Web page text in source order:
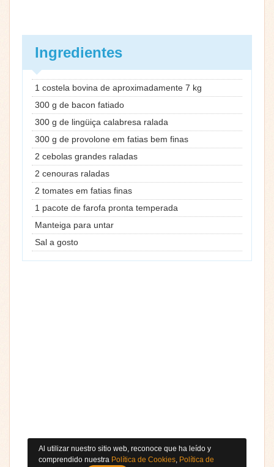
Ingredientes
1 costela bovina de aproximadamente 7 kg
300 g de bacon fatiado
300 g de lingüiça calabresa ralada
300 g de provolone em fatias bem finas
2 cebolas grandes raladas
2 cenouras raladas
2 tomates em fatias finas
1 pacote de farofa pronta temperada
Manteiga para untar
Sal a gosto
Al utilizar nuestro sitio web, reconoce que ha leído y
comprendido nuestra Política de Cookies, Política de